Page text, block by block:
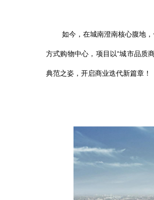
如今，在城南澄南核心腹地
方式购物中心，项目以“城市品质
典范之姿，开启商业迭代新篇章！